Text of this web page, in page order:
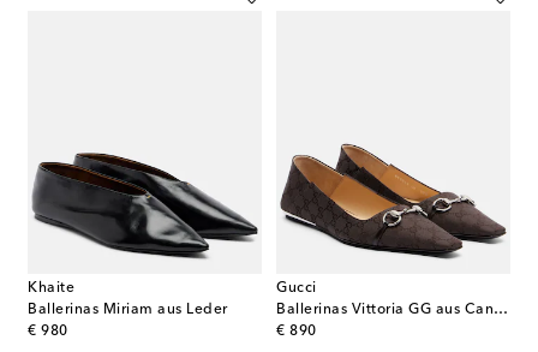
Khaite
Ballerinas Miriam aus Leder
€ 980
original price
Gucci
Ballerinas Vittoria GG aus Canvas
€ 890
original price